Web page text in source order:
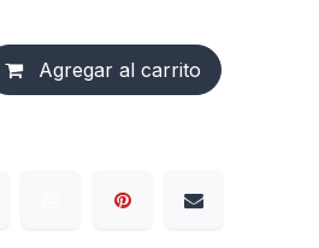
Agregar al carrito